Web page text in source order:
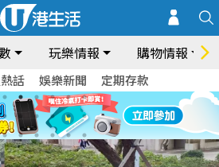
玩樂情報 購物情報
話 娛樂新聞 定期存款